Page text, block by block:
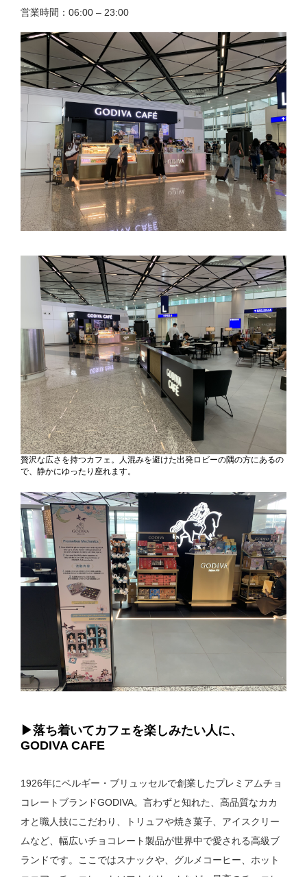
営業時間：06:00 – 23:00
贅沢な広さを持つカフェ。人混みを避けた出発ロビーの隅の方にあるの
で、静かにゆったり座れます。
▶︎落ち着いてカフェを楽しみたい人に、
GODIVA CAFE
1926年にベルギー・ブリュッセルで創業したプレミアムチョ
コレートブランドGODIVA。言わずと知れた、高品質なカカ
オと職人技にこだわり、トリュフや焼き菓子、アイスクリー
ムなど、幅広いチョコレート製品が世界中で愛される高級ブ
ランドです。ここではスナックや、グルメコーヒー、ホット